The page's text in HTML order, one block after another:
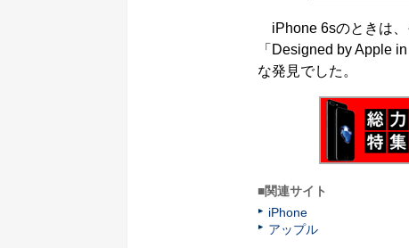
iPhone 6sのときは、
「Designed by Apple
な発見でした。
■関連サイト
iPhone
アップル